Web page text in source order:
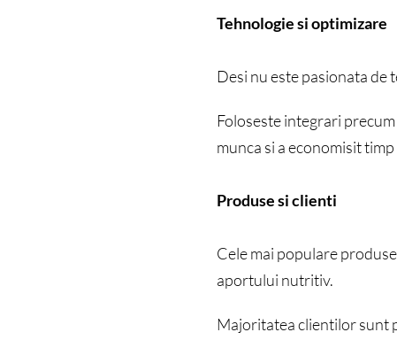
Tehnologie si optimizare
Desi nu este pasionata de
Foloseste integrari precum
munca si a economisit
Produse si clienti
Cele mai populare
aportului nutritiv.
Majoritatea clientilor sunt